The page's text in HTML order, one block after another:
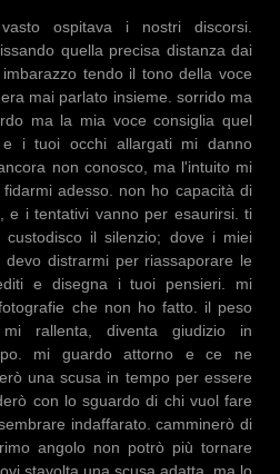
ospitava i nostri discorsi.
quella precisa distanza dai
tendo il tono della voce
mai parlato insieme. sorrido ma
ma la mia voce consiglia quel
i tuoi occhi allargati mi danno
non conosco, ma l'intuito mi
adesso. non ho capacità di
e i tentativi vanno per esaurirsi. ti
custodisco il silenzio; dove i miei
distrarmi per riassaporare le
e disegna i tuoi pensieri. mi
che non ho fatto. il peso
rallenta, diventa giudizio in
mi guardo attorno e ce ne
una scusa in tempo per essere
con lo sguardo di chi vuol fare
indaffarato. camminerò di
angolo non potrò più tornare